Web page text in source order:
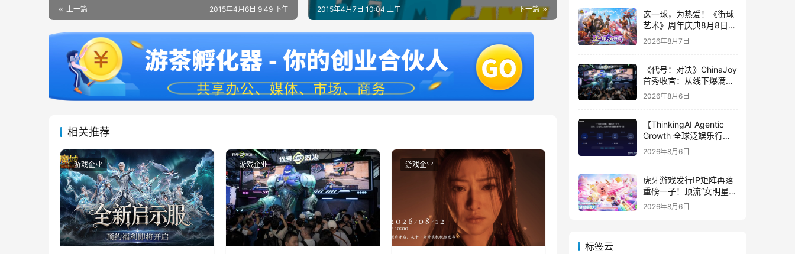
上一篇 2015年4月6日 9:49 下午 下一篇
2015年4月7日 10:04 上午
相关推荐
游戏企业 游戏企业 游戏企业
这一球，为热爱！《街球
艺术》周年庆典8月8日正
式上线，多重福利与全新
内容同步开启
2026年8月7日
《代号：对决》ChinaJoy
首秀收官：从线下爆满看
见玩家的真实期待
2026年8月6日
【ThinkingAI Agentic
Growth 全球泛娱乐行业
峰会】Agent 时代，人到
底负责什么
2026年8月6日
虎牙游戏发行IP矩阵再落
重磅一子！顶流“女明星”
ZANMANG LOOPY 正版
2026年8月6日
标签云